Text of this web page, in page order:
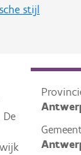
stijl